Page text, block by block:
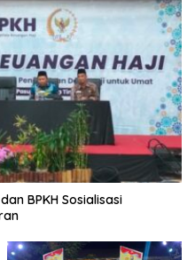
BPKH Sosialisasi